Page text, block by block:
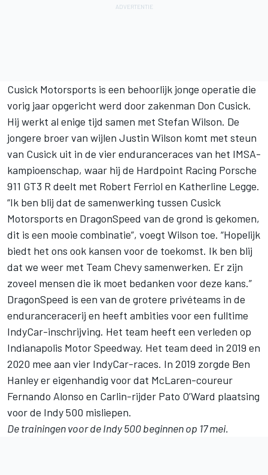
Cusick Motorsports is een behoorlijk jonge operatie die
vorig jaar opgericht werd door zakenman Don Cusick.
Hij werkt al enige tijd samen met Stefan Wilson. De
jongere broer van wijlen Justin Wilson komt met steun
van Cusick uit in de vier enduranceraces van het IMSA-
kampioenschap, waar hij de Hardpoint Racing Porsche
911 GT3 R deelt met Robert Ferriol en Katherline Legge.
“Ik ben blij dat de samenwerking tussen Cusick
Motorsports en DragonSpeed van de grond is gekomen,
dit is een mooie combinatie”, voegt Wilson toe. “Hopelijk
biedt het ons ook kansen voor de toekomst. Ik ben blij
dat we weer met Team Chevy samenwerken. Er zijn
zoveel mensen die ik moet bedanken voor deze kans.”
DragonSpeed is een van de grotere privéteams in de
enduranceracerij en heeft ambities voor een fulltime
IndyCar-inschrijving. Het team heeft een verleden op
Indianapolis Motor Speedway. Het team deed in 2019 en
2020 mee aan vier IndyCar-races. In 2019 zorgde Ben
Hanleyer eigenhandig voor dat McLaren-coureur
Fernando Alonso en Carlin-rijder Pato O’Ward plaatsing
voor de Indy 500 misliepen.
De trainingen voor de Indy 500 beginnen op 17 mei.